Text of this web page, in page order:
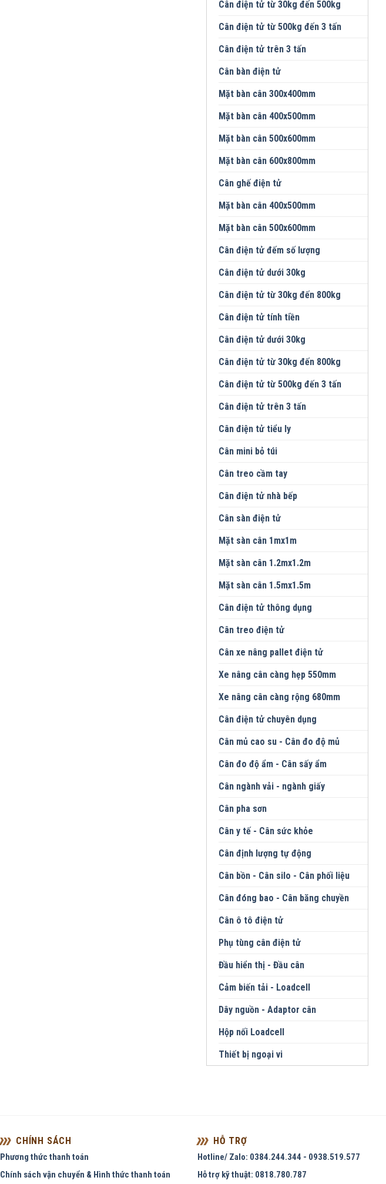
Cân điện tử từ 30kg đến 500kg
Cân điện tử từ 500kg đến 3 tấn
Cân điện tử trên 3 tấn
Cân bàn điện tử
Mặt bàn cân 300x400mm
Mặt bàn cân 400x500mm
Mặt bàn cân 500x600mm
Mặt bàn cân 600x800mm
Cân ghế điện tử
Mặt bàn cân 400x500mm
Mặt bàn cân 500x600mm
Cân điện tử đếm số lượng
Cân điện tử dưới 30kg
Cân điện tử từ 30kg đến 800kg
Cân điện tử tính tiền
Cân điện tử dưới 30kg
Cân điện tử từ 30kg đến 800kg
Cân điện tử từ 500kg đến 3 tấn
Cân điện tử trên 3 tấn
Cân điện tử tiểu ly
Cân mini bỏ túi
Cân treo cầm tay
Cân điện tử nhà bếp
Cân sàn điện tử
Mặt sàn cân 1mx1m
Mặt sàn cân 1.2mx1.2m
Mặt sàn cân 1.5mx1.5m
Cân điện tử thông dụng
Cân treo điện tử
Cân xe nâng pallet điện tử
Xe nâng cân càng hẹp 550mm
Xe nâng cân càng rộng 680mm
Cân điện tử chuyên dụng
Cân mủ cao su - Cân đo độ mủ
Cân đo độ ẩm - Cân sấy ẩm
Cân ngành vải - ngành giấy
Cân pha sơn
Cân y tế - Cân sức khỏe
Cân định lượng tự động
Cân bồn - Cân silo - Cân phối liệu
Cân đóng bao - Cân băng chuyền
Cân ô tô điện tử
Phụ tùng cân điện tử
Đầu hiển thị - Đầu cân
Cảm biến tải - Loadcell
Dây nguồn - Adaptor cân
Hộp nối Loadcell
Thiết bị ngoại vi
CHÍNH SÁCH
Phương thức thanh toán
Chính sách vận chuyển & Hình thức thanh toán
HỖ TRỢ
Hotline/ Zalo: 0384.244.344 - 0938.519.577
Hỗ trợ kỹ thuật: 0818.780.787